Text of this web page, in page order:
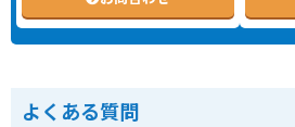
よくある質問